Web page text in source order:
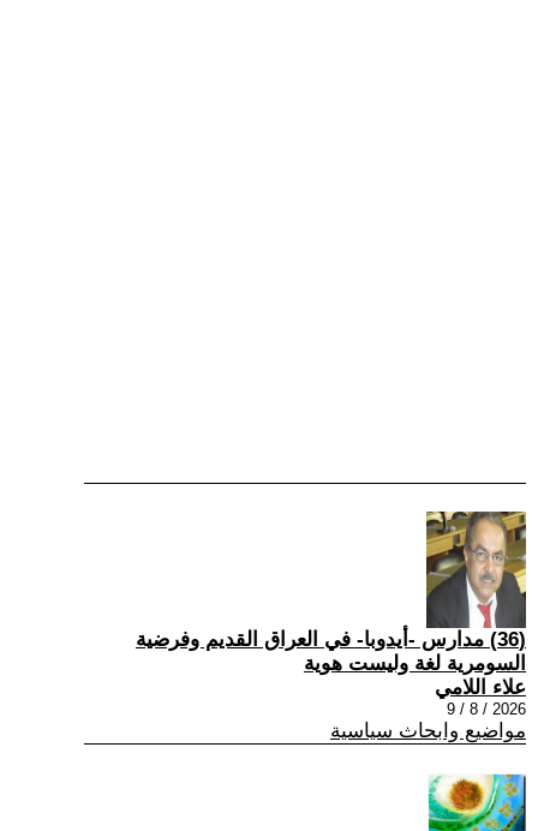
(36) مدارس -أيدوبا- في العراق القديم وفرضية
السومرية لغة وليست هوية
علاء اللامي
2026 / 8 / 9
مواضيع وابحاث سياسية